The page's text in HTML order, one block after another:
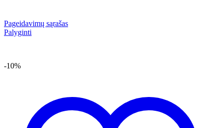
Pageidavimų sąrašas
Palyginti
-10%